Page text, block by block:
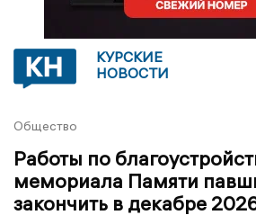
КУРСКИЕ
НОВОСТИ
Общество
Работы по
мемориала Памяти
закончить в декабре